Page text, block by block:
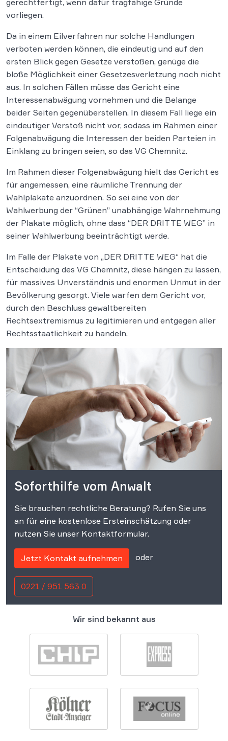
gerechtfertigt, wenn dafür tragfähige Gründe
vorliegen.
Da in einem Eilverfahren nur solche Handlungen
verboten werden können, die eindeutig und auf den
ersten Blick gegen Gesetze verstoßen, genüge die
bloße Möglichkeit einer Gesetzesverletzung noch nicht
aus. In solchen Fällen müsse das Gericht eine
Interessenabwägung vornehmen und die Belange
beider Seiten gegenüberstellen. In diesem Fall liege ein
eindeutiger Verstoß nicht vor, sodass im Rahmen einer
Folgenabwägung die Interessen der beiden Parteien in
Einklang zu bringen seien, so das VG Chemnitz.
Im Rahmen dieser Folgenabwägung hielt das Gericht es
für angemessen, eine räumliche Trennung der
Wahlplakate anzuordnen. So sei eine von der
Wahlwerbung der “Grünen” unabhängige Wahrnehmung
der Plakate möglich, ohne dass “DER DRITTE WEG” in
seiner Wahlwerbung beeinträchtigt werde.
Im Falle der Plakate von „DER DRITTE WEG“ hat die
Entscheidung des VG Chemnitz, diese hängen zu lassen,
für massives Unverständnis und enormen Unmut in der
Bevölkerung gesorgt. Viele warfen dem Gericht vor,
durch den Beschluss gewaltbereiten
Rechtsextremismus zu legitimieren und entgegen aller
Rechtsstaatlichkeit zu handeln.
Soforthilfe vom Anwalt
Sie brauchen rechtliche Beratung? Rufen Sie uns
an für eine kostenlose Ersteinschätzung oder
nutzen Sie unser Kontaktformular.
Jetzt Kontakt aufnehmen oder
0221 / 951 563 0
Wir sind bekannt aus